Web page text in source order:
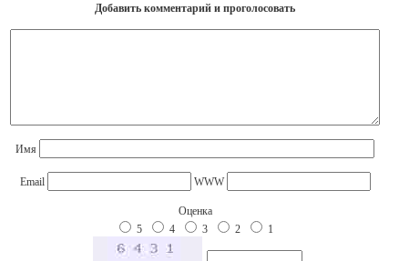
Добавить комментарий и проголосовать
Имя
Email WWW
Оценка
5
4 3 2 1